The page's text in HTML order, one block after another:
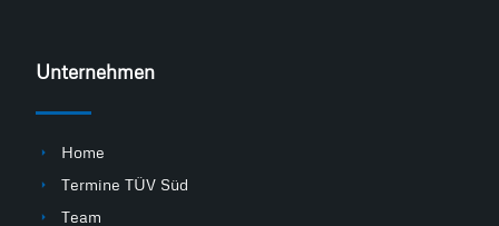
Unternehmen
Home
Termine TÜV Süd
Team